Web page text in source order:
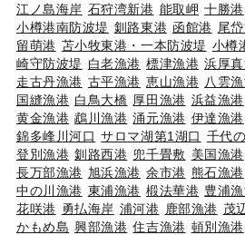
江ノ島海岸 石狩湾新港 能取岬 十勝港
小樽港南防波堤 釧路東港 函館港 尾
留萌港 苫小牧東港・一本防波堤 小樽
崎守防波堤 白老漁港 標津漁港 浜厚
走古丹漁港 古平漁港 恵山漁港 八雲
国縫漁港 白鳥大橋 厚田漁港 浜益漁港
黄金漁港 鵡川漁港 涌元漁港 伊達漁港
錦多峰川河口 サロマ湖第1湖口 千代
登別漁港 釧路西港 兜千畳敷 美国漁港
長万部漁港 旭浜漁港 余市港 熊石漁港
中の川漁港 東浦漁港 椴法華港 豊浦
花咲港 勇払海岸 浦河港 鹿部漁港 茂
かもめ島 興部漁港 住吉漁港 頓別漁港